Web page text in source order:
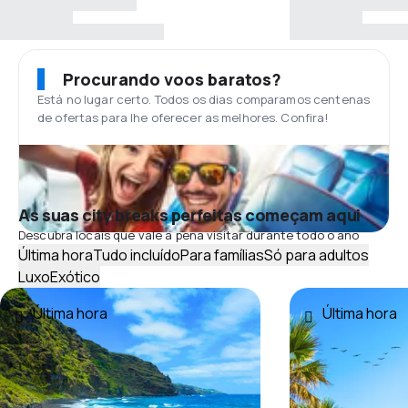
Procurando voos baratos?
Está no lugar certo. Todos os dias comparamos centenas
de ofertas para lhe oferecer as melhores. Confira!
As suas city breaks perfeitas começam aqui
Descubra locais que vale a pena visitar durante todo o ano
Última horaTudo incluídoPara famíliasSó para adultos
LuxoExótico
Última hora
Última hora